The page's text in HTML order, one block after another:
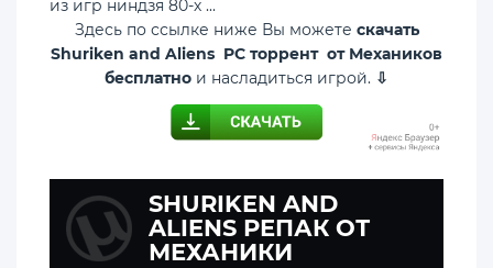
из игр ниндзя 80-х ...
Здесь по ссылке ниже Вы можете скачать
Shuriken and Aliens PC торрент от Механиков
бесплатно и насладиться игрой. ⇩
SHURIKEN AND
ALIENS РЕПАК ОТ
МЕХАНИКИ